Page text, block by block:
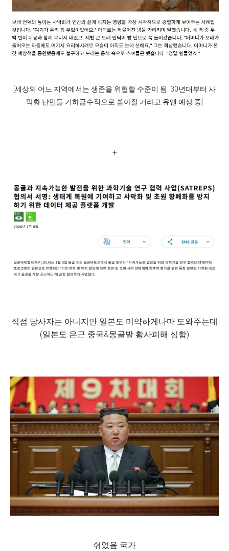
[세상의 어느 지역에서는 생존을 위협할 수준이 됨. 30년대부터 사
막화 난민들 기하급수적으로 쏟아질 거라고 유엔 예상 중]
+
직접 당사자는 아니지만 일본도 미약하게나마 도와주는데
(일본도 은근 중국&몽골발 황사피해 심함)
쉬었음 국가